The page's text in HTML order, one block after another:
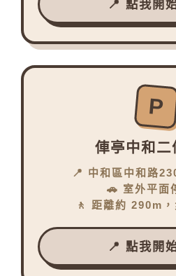
📍 點我開
P
俥亭中和二
📍 中和區中和路
🚗 室外平面
🚶 距離約 290m
📍 點我開